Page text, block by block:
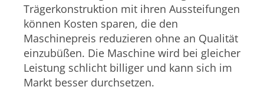
Trägerkonstruktion mit ihren Aussteifungen
können Kosten sparen, die den
Maschinepreis reduzieren ohne an Qualität
einzubüßen. Die Maschine wird bei gleicher
Leistung schlicht billiger und kann sich im
Markt besser durchsetzen.